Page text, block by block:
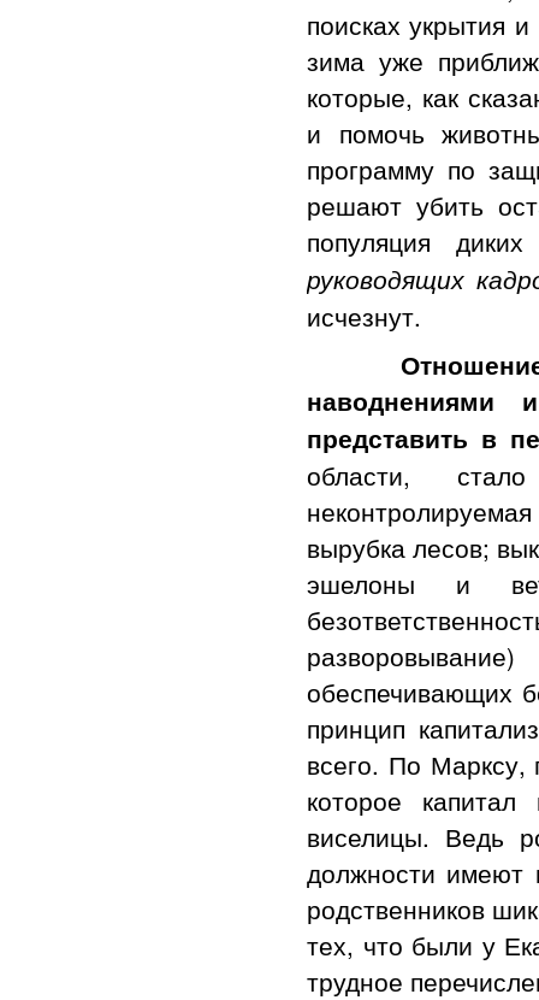
поисках укрытия
зима уже
которые, как
и помочь
программу по
решают убить
популяция
руководящих
исчезнут.
наводнениями
представить в
области,
вырубка лесов;
эшелоны и
обеспечивающих
принцип
всего. По Марксу,
которое
виселицы. Ведь
должности
родственников
тех, что были у
трудное